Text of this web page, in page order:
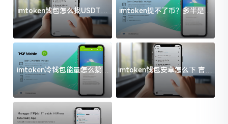
imtoken钱包怎么找USDT地
址？三步搞定不踩坑
imtoken提不了币？多半是这
几件事没处理好
imtoken冷钱包能量怎么搞？
过来人告诉你门道
imtoken钱包安卓怎么下 官方
渠道避坑指南